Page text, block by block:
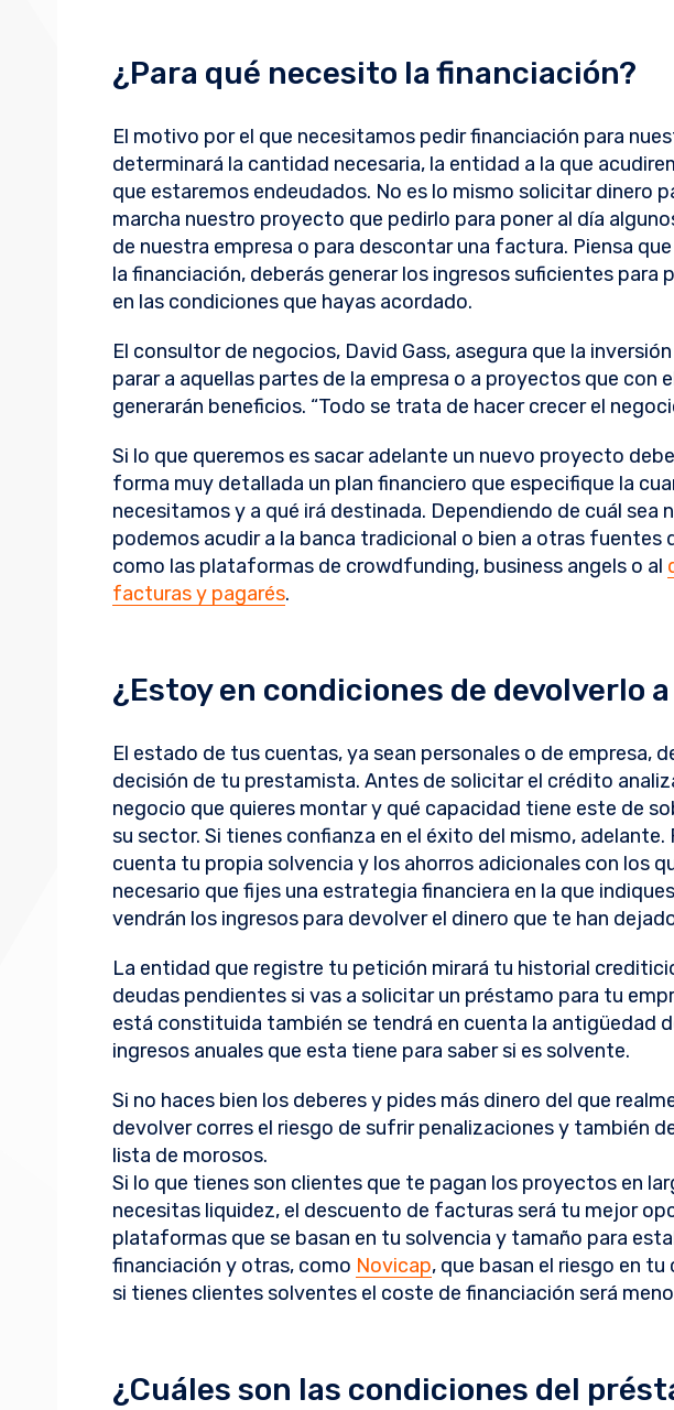
¿Para qué necesito la financiación?
El motivo por el que necesitamos pedir financiación para
determinará la cantidad necesaria, la entidad a la que
que estaremos endeudados. No es lo mismo solicitar dinero
marcha nuestro proyecto que pedirlo para poner al día
de nuestra empresa o para descontar una factura. Piensa
la financiación, deberás generar los ingresos suficientes para
en las condiciones que hayas acordado.
El consultor de negocios, David Gass, asegura que la
parar a aquellas partes de la empresa o a proyectos que con
generarán beneficios. “Todo se trata de hacer crecer el
Si lo que queremos es sacar adelante un nuevo proyecto
forma muy detallada un plan financiero que especifique la
necesitamos y a qué irá destinada. Dependiendo de cuál sea
podemos acudir a la banca tradicional o bien a otras fuentes
como las plataformas de crowdfunding, business angels o al
facturas y pagarés.
¿Estoy en condiciones de devolverlo
El estado de tus cuentas, ya sean personales o de empresa,
decisión de tu prestamista. Antes de solicitar el crédito
negocio que quieres montar y qué capacidad tiene este de
su sector. Si tienes confianza en el éxito del mismo, adelante.
cuenta tu propia solvencia y los ahorros adicionales con los
necesario que fijes una estrategia financiera en la que
vendrán los ingresos para devolver el dinero que te han
La entidad que registre tu petición mirará tu historial
deudas pendientes si vas a solicitar un préstamo para tu
está constituida también se tendrá en cuenta la antigüedad
ingresos anuales que esta tiene para saber si es solvente.
Si no haces bien los deberes y pides más dinero del que
devolver corres el riesgo de sufrir penalizaciones y también
lista de morosos.
Si lo que tienes son clientes que te pagan los proyectos en
necesitas liquidez, el descuento de facturas será tu mejor
plataformas que se basan en tu solvencia y tamaño para
financiación y otras, como Novicap, que basan el riesgo en
si tienes clientes solventes el coste de financiación será
¿Cuáles son las condiciones del